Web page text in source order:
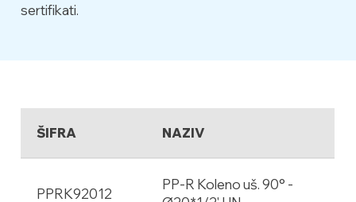
sertifikati.
ŠIFRA NAZIV
PPRK92012
PP-R Koleno uš. 90° -